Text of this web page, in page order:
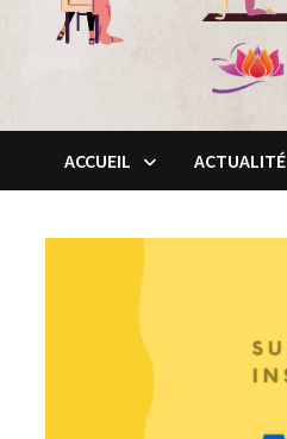
ACCUEIL ACTUALITÉ